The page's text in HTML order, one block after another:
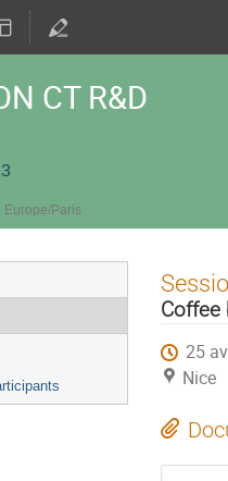
CT R&D
Europe/Paris
Coffee
25
Nice